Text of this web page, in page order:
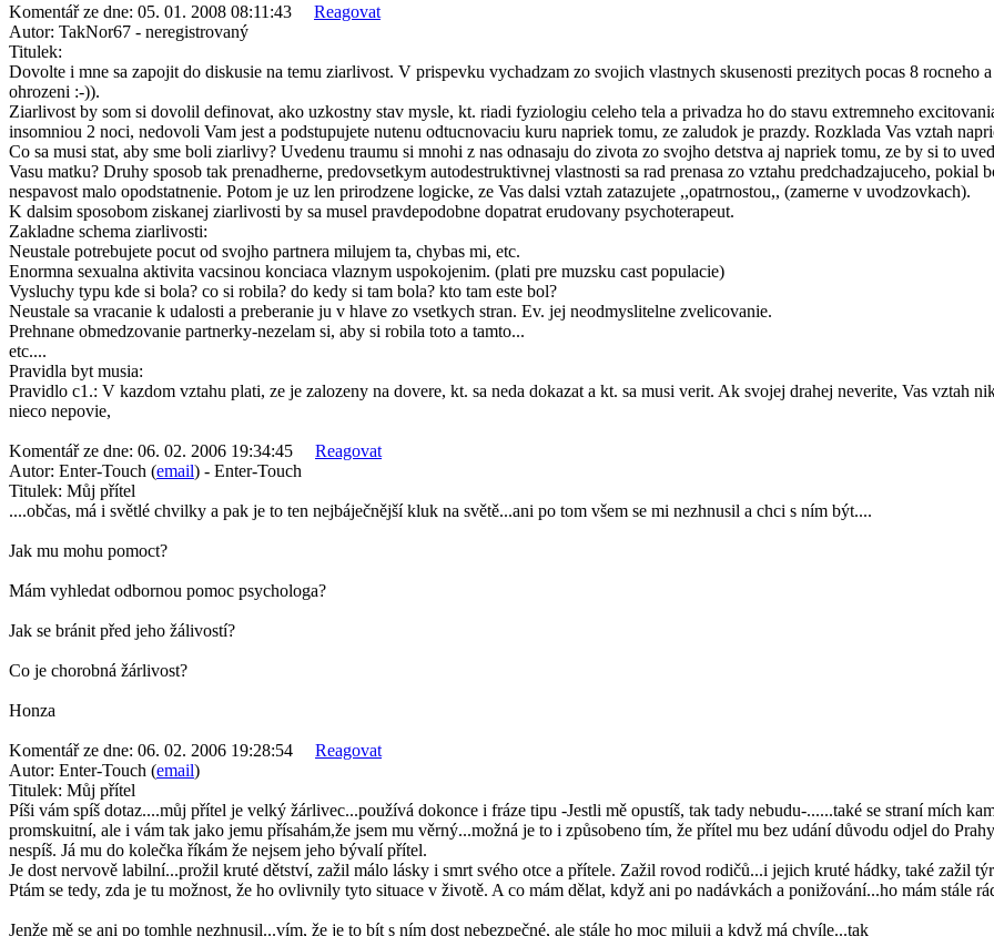
Komentář ze dne: 05. 01. 2008 08:11:43
Reagovat
Autor: TakNor67 - neregistrovaný
Titulek:
Dovolte i mne sa zapojit do diskusie na temu ziarlivost. V prispevku vychadzam zo svojich vlastnych skusenosti prezitych pocas 8 rocneho
ohrozeni :-)).
Ziarlivost by som si dovolil definovat, ako uzkostny stav mysle, kt. riadi fyziologiu celeho tela a privadza ho do stavu extremneho
insomniou 2 noci, nedovoli Vam jest a podstupujete nutenu odtucnovaciu kuru napriek tomu, ze zaludok je prazdy. Rozklada Vas vztah
Co sa musi stat, aby sme boli ziarlivy? Uvedenu traumu si mnohi z nas odnasaju do zivota zo svojho detstva aj napriek tomu, ze by si to
Vasu matku? Druhy sposob tak prenadherne, predovsetkym autodestruktivnej vlastnosti sa rad prenasa zo vztahu predchadzajuceho,
nespavost malo opodstatnenie. Potom je uz len prirodzene logicke, ze Vas dalsi vztah zatazujete ,,opatrnostou,, (zamerne v uvodzovkach).
K dalsim sposobom ziskanej ziarlivosti by sa musel pravdepodobne dopatrat erudovany psychoterapeut.
Zakladne schema ziarlivosti:
Neustale potrebujete pocut od svojho partnera milujem ta, chybas mi, etc.
Enormna sexualna aktivita vacsinou konciaca vlaznym uspokojenim. (plati pre muzsku cast populacie)
Vysluchy typu kde si bola? co si robila? do kedy si tam bola? kto tam este bol?
Neustale sa vracanie k udalosti a preberanie ju v hlave zo vsetkych stran. Ev. jej neodmyslitelne zvelicovanie.
Prehnane obmedzovanie partnerky-nezelam si, aby si robila toto a tamto...
etc....
Pravidla byt musia:
Pravidlo c1.: V kazdom vztahu plati, ze je zalozeny na dovere, kt. sa neda dokazat a kt. sa musi verit. Ak svojej drahej neverite, Vas vztah
nieco nepovie,
Komentář ze dne: 06. 02. 2006 19:34:45
Reagovat
Autor: Enter-Touch (email) - Enter-Touch
Titulek: Můj přítel
....občas, má i světlé chvilky a pak je to ten nejbáječnější kluk na světě...ani po tom všem se mi nezhnusil a chci s ním být....
Jak mu mohu pomoct?
Mám vyhledat odbornou pomoc psychologa?
Jak se bránit před jeho žálivostí?
Co je chorobná žárlivost?
Honza
Komentář ze dne: 06. 02. 2006 19:28:54
Reagovat
Autor: Enter-Touch (email)
Titulek: Můj přítel
Píši vám spíš dotaz....můj přítel je velký žárlivec...používá dokonce i fráze tipu -Jestli mě opustíš, tak tady nebudu-......také se straní mích
promskuitní, ale i vám tak jako jemu přísahám,že jsem mu věrný...možná je to i způsobeno tím, že přítel mu bez udání důvodu odjel do
nespíš. Já mu do kolečka říkám že nejsem jeho bývalí přítel.
Je dost nervově labilní...prožil kruté dětství, zažil málo lásky i smrt svého otce a přítele. Zažil rovod rodičů...i jejich kruté hádky, také zažil
Ptám se tedy, zda je tu možnost, že ho ovlivnily tyto situace v životě. A co mám dělat, když ani po nadávkách a ponižování...ho mám stále
Jenže mě se ani po tomhle nezhnusil...vím, že je to bít s ním dost nebezpečné, ale stále ho moc miluji a když má chvíle...tak